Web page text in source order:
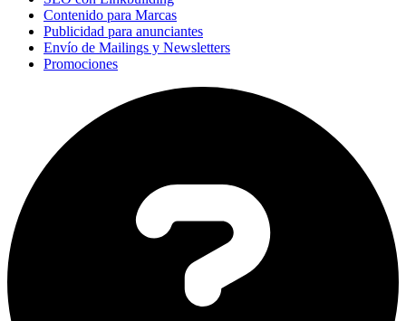
Contenido para Marcas
Publicidad para anunciantes
Envío de Mailings y Newsletters
Promociones